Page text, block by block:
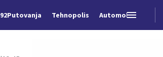
92Putovanja Tehnopolis Automobili